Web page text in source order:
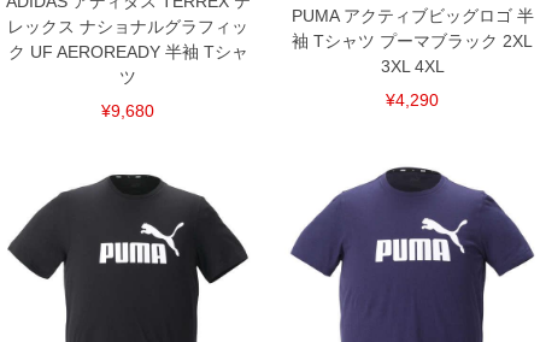
ご了承くださいませ。
※【ボトムの裾上げをご希望の場合】
裾上げ料金は500円+税となります。
備考欄に股下●cmとご記入下さい。（裾上げ無料対象商品は1本につき税込6,000円以
上の品が対象。1本5,999円以下の商品は有料（500円+税）となります。）
出荷まで約1週間～20日間程お時間を頂く場合がございます。
いている、極端なデザインが施されている等)
※商品によって若干のサイズの誤差がございます。また、お客様がご使用の環境（コ
ンピュータ画面）によって、商品の色味が若干異なる場合がございます。予めご了承
ください。
※当店での掲載商品は、実店鋪と在庫を共用しておりますので店頭での売り違い、店
舗からのお取り寄せ等により、お客様にご迷惑をお掛けしてしまう場合がございま
す。そのようなことがない様最大限に努めておりますが、もしあった場合速やかにご
連絡させて頂きますので予めご了承ください。
レックス ナショナルグラフィッ
ク UF AEROREADY 半袖 Tシャ
ツ
¥9,680
PUMA アクティブビッグロゴ 半
袖 Tシャツ プーマブラック 2XL
3XL 4XL
¥4,290